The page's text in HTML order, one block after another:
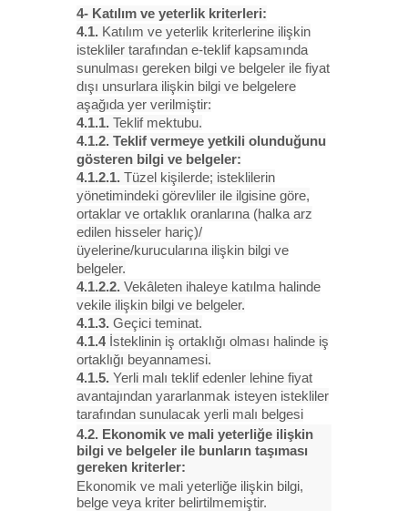
4- Katılım ve yeterlik kriterleri:
4.1. Katılım ve yeterlik kriterlerine ilişkin
istekliler tarafından e-teklif kapsamında
sunulması gereken bilgi ve belgeler ile fiyat
dışı unsurlara ilişkin bilgi ve belgelere
aşağıda yer verilmiştir:
4.1.1. Teklif mektubu.
4.1.2. Teklif vermeye yetkili olunduğunu
gösteren bilgi ve belgeler:
4.1.2.1. Tüzel kişilerde; isteklilerin
yönetimindeki görevliler ile ilgisine göre,
ortaklar ve ortaklık oranlarına (halka arz
edilen hisseler hariç)/
üyelerine/kurucularına ilişkin bilgi ve
belgeler.
4.1.2.2. Vekâleten ihaleye katılma halinde
vekile ilişkin bilgi ve belgeler.
4.1.3. Geçici teminat.
4.1.4 İsteklinin iş ortaklığı olması halinde iş
ortaklığı beyannamesi.
4.1.5. Yerli malı teklif edenler lehine fiyat
avantajından yararlanmak isteyen istekliler
tarafından sunulacak yerli malı belgesi
4.2. Ekonomik ve mali yeterliğe ilişkin
bilgi ve belgeler ile bunların taşıması
gereken kriterler:
Ekonomik ve mali yeterliğe ilişkin bilgi,
belge veya kriter belirtilmemiştir.